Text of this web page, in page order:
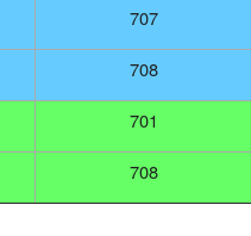
707
708
701
708